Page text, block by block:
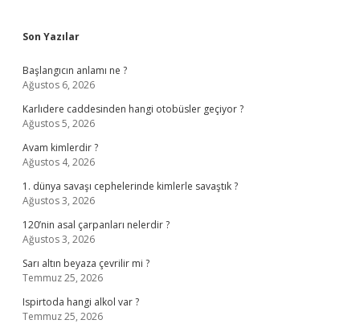
Sidebar
Son Yazılar
Başlangıcın anlamı ne ?
Ağustos 6, 2026
Karlıdere caddesinden hangi otobüsler geçiyor ?
Ağustos 5, 2026
Avam kimlerdir ?
Ağustos 4, 2026
1. dünya savaşı cephelerinde kimlerle savaştık ?
Ağustos 3, 2026
120’nin asal çarpanları nelerdir ?
Ağustos 3, 2026
Sarı altın beyaza çevrilir mi ?
Temmuz 25, 2026
Ispirtoda hangi alkol var ?
Temmuz 25, 2026